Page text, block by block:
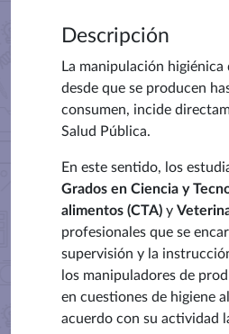
Descripción
La manipulación higiénica
desde que se producen
consumen, incide
Salud Pública.
En este sentido, los
Grados en Ciencia y
alimentos (CTA) y
profesionales que se
supervisión y la
los manipuladores de
en cuestiones de higiene
acuerdo con su actividad